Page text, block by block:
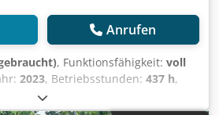
Anrufen
, Funktionsfähigkeit: voll
2023, Betriebsstunden: 437 h,
PBV20N3 Elektro-
– Baujahr 2023 – nur